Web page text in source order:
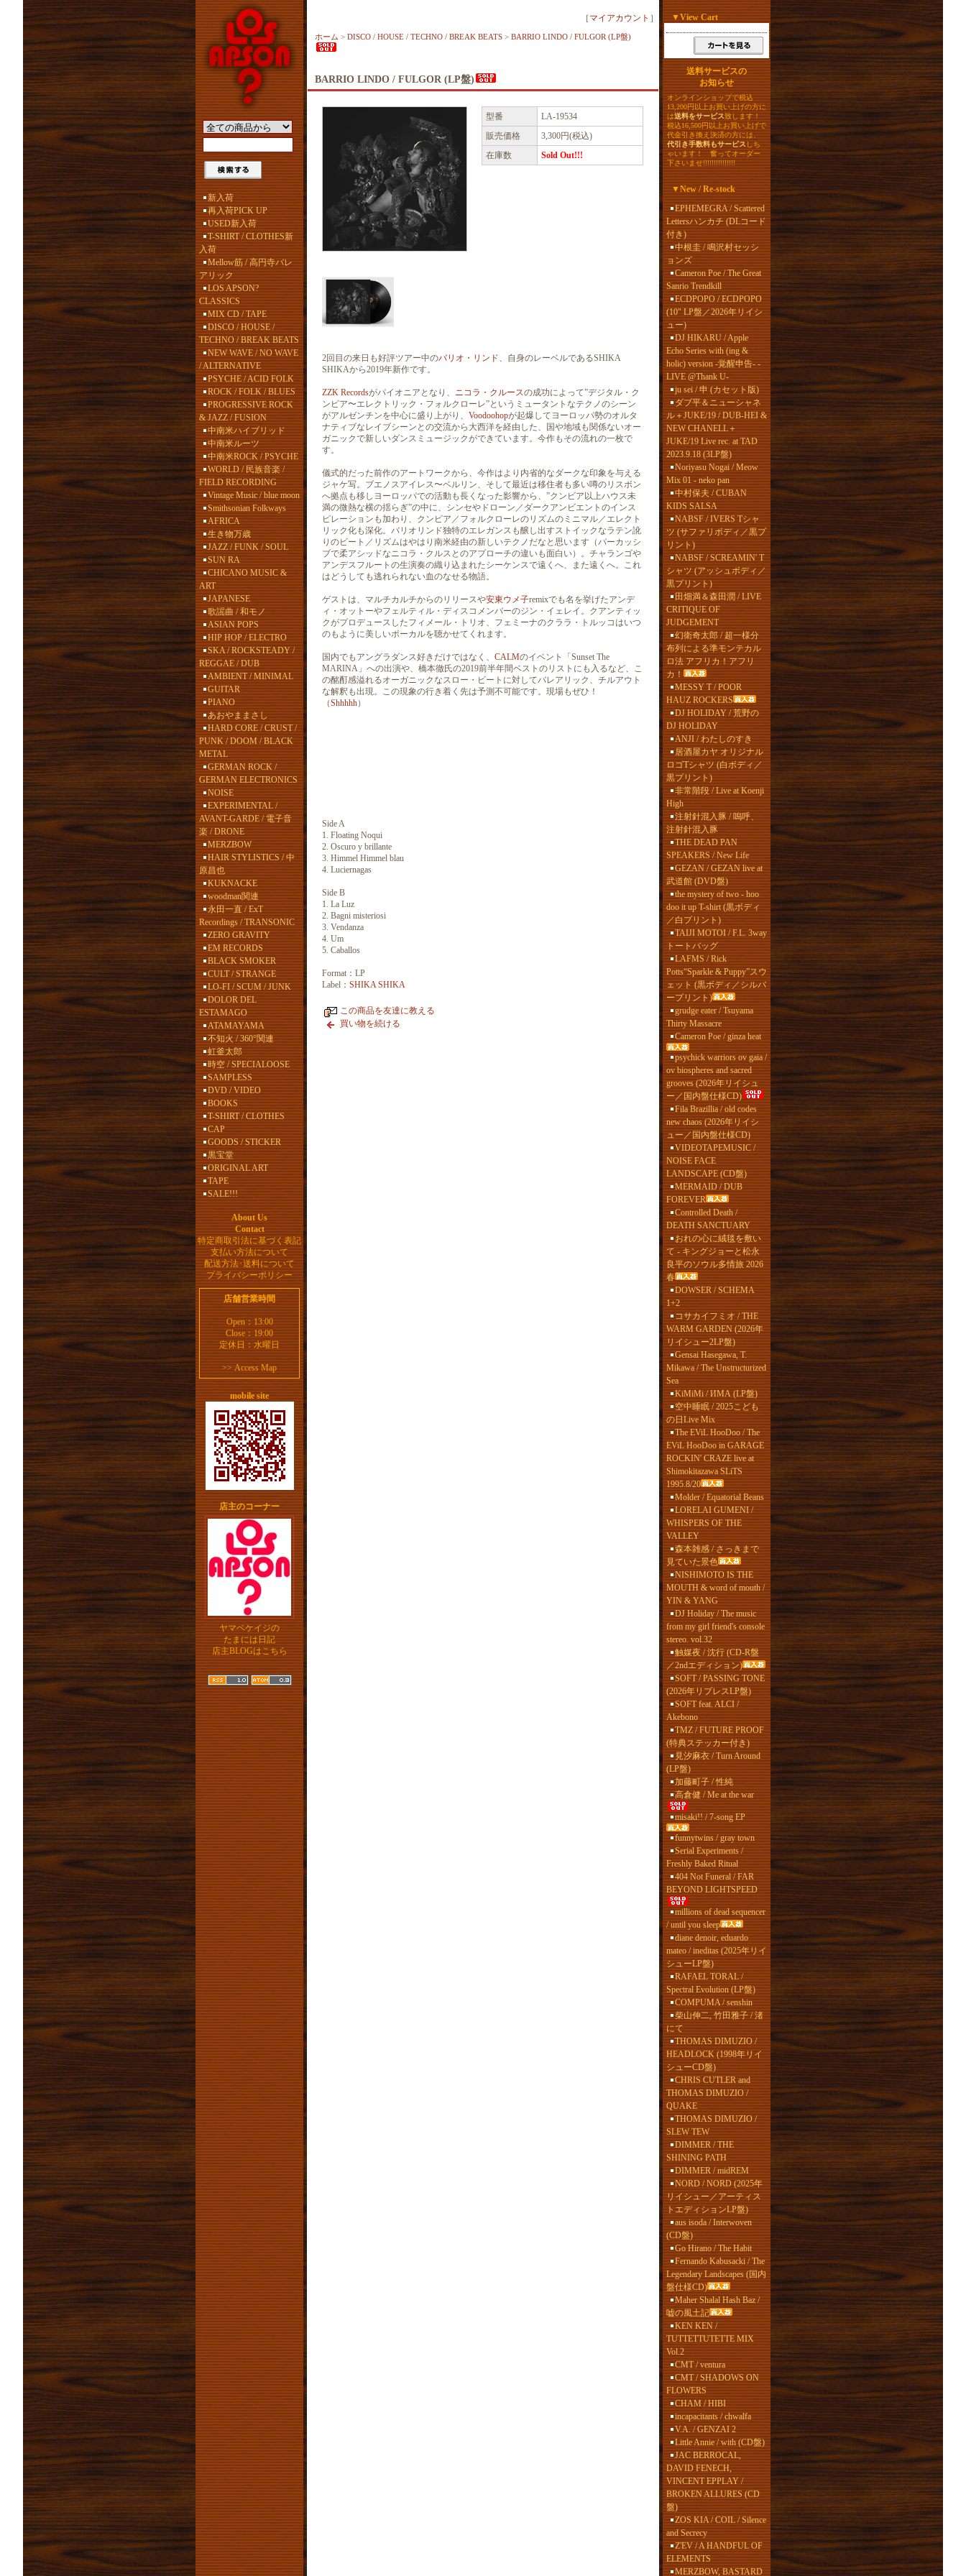
新入荷
再入荷PICK UP
USED新入荷
T-SHIRT / CLOTHES新
入荷
Mellow筋 / 高円寺バレ
アリック
LOS APSON?
CLASSICS
MIX CD / TAPE
DISCO / HOUSE /
TECHNO / BREAK BEATS
NEW WAVE / NO WAVE
/ ALTERNATIVE
PSYCHE / ACID FOLK
ROCK / FOLK / BLUES
PROGRESSIVE ROCK
& JAZZ / FUSION
中南米ハイブリッド
中南米ルーツ
中南米ROCK / PSYCHE
WORLD / 民族音楽 /
FIELD RECORDING
Vintage Music / blue moon
Smithsonian Folkways
AFRICA
生き物万歳
JAZZ / FUNK / SOUL
SUN RA
CHICANO MUSIC &
ART
JAPANESE
歌謡曲 / 和モノ
ASIAN POPS
HIP HOP / ELECTRO
SKA / ROCKSTEADY /
REGGAE / DUB
AMBIENT / MINIMAL
GUITAR
PIANO
あおやままさし
HARD CORE / CRUST /
PUNK / DOOM / BLACK
METAL
GERMAN ROCK /
GERMAN ELECTRONICS
NOISE
EXPERIMENTAL /
AVANT-GARDE / 電子音
楽 / DRONE
MERZBOW
HAIR STYLISTICS / 中
原昌也
KUKNACKE
woodman関連
永田一直 / ExT
Recordings / TRANSONIC
ZERO GRAVITY
EM RECORDS
BLACK SMOKER
CULT / STRANGE
LO-FI / SCUM / JUNK
DOLOR DEL
ESTAMAGO
ATAMAYAMA
不知火 / 360°関連
虹釜太郎
時空 / SPECIALOOSE
SAMPLESS
DVD / VIDEO
BOOKS
T-SHIRT / CLOTHES
CAP
GOODS / STICKER
黒宝堂
ORIGINAL ART
TAPE
SALE!!!
About Us
Contact
特定商取引法に基づく表記
支払い方法について
配送方法･送料について
プライバシーポリシー
店舗営業時間
Open：13:00
Close：19:00
定休日：水曜日
>>Access Map
mobile site
店主のコーナー
ヤマベケイジの
たまには日記
店主BLOGはこちら
［ マイアカウント ］
ホーム > DISCO / HOUSE / TECHNO / BREAK BEATS > BARRIO LINDO / FULGOR (LP盤)
BARRIO LINDO / FULGOR (LP盤)
型番
LA-19534
販売価格
3,300円(税込)
在庫数
Sold Out!!!
2回目の来日も好評ツアー中のバリオ・リンド、自身のレーベルであるSHIKA
SHIKAから2019年新作です。
ZZK Recordsがパイオニアとなり、 ニコラ・クルースの成功によって”デジタル・ク
ンビア〜エレクトリック・フォルクローレ”というミュータントなテクノのシーン
がアルゼンチンを中心に盛り上がり、 Voodoohopが起爆してヨーロッパ勢のオルタ
ナティブなレイブシーンとの交流から大西洋を経由した、国や地域も関係ないオー
ガニックで新しいダンスミュージックができています。今作もその流れの一枚で
す。
儀式的だった前作のアートワークから、今作はより内省的なダークな印象を与える
ジャケ写。ブエノスアイレス〜ベルリン、そして最近は移住者も多い噂のリスボン
へ拠点も移しヨーロッパでの活動も長くなった影響から、”クンビア以上ハウス未
満の微熱な横の揺らぎ”の中に、シンセやドローン／ダークアンビエントのインス
ピレーションも加わり、クンビア／フォルクローレのリズムのミニマル／エレクト
リック化も深化。バリオリンド独特のエレガンスも醸し出すストイックなラテン訛
りのビート／リズムはやはり南米経由の新しいテクノだなと思います（パーカッシ
ブで柔アシッドなニコラ・クルスとのアプローチの違いも面白い）。チャランゴや
アンデスフルートの生演奏の織り込まれたシーケンスで遠くへ、また遠くへ。これ
はどうしても逃れられない血のなせる物語。
ゲストは、マルチカルチからのリリースや安東ウメ子remixでも名を挙げたアンデ
ィ・オットーやフェルティル・ディスコメンバーのジン・イェレイ。クアンティッ
クがプロデュースしたフィメール・トリオ、フェミーナのクララ・トルッコはいつ
のもように美しいボーカルを聴かせてくれます。
国内でもアングラダンス好きだけではなく、 CALMのイベント「Sunset The
MARINA」への出演や、橋本徹氏の2019前半年間ベストのリストにも入るなど、こ
の酩酊感溢れるオーガニックなスロー・ビートに対してバレアリック、チルアウト
な解釈も出現。この現象の行き着く先は予測不可能です。現場もぜひ！
（Shhhhh）
Side A
1. Floating Noqui
2. Oscuro y brillante
3. Himmel Himmel blau
4. Luciernagas
Side B
1. La Luz
2. Bagni misteriosi
3. Vendanza
4. Um
5. Caballos
Format：LP
Label： SHIKA SHIKA
この商品を友達に教える
買い物を続ける
▼View Cart
送料サービスの
お知らせ
オンラインショップで税込
13,200円以上お買い上げの方に
は送料をサービス致します！
税込16,500円以上お買い上げで
代金引き換え決済の方には、
代引き手数料もサービスしち
ゃいます！ 奮ってオーダー
下さいませ!!!!!!!!!!!!!!!
▼New / Re-stock
EPHEMEGRA / Scattered
Lettersハンカチ (DLコード
付き)
中根圭 / 鳴沢村セッシ
ョンズ
Cameron Poe / The Great
Sanrio Trendkill
ECDPOPO / ECDPOPO
(10" LP盤／2026年リイシ
ュー)
DJ HIKARU / Apple
Echo Series with (ing &
holic) version -覚醒申告- -
LIVE @Thank U-
ju sei / 申 (カセット版)
ダブ平＆ニューシャネ
ル＋JUKE/19 / DUB-HEI &
NEW CHANELL＋
JUKE/19 Live rec. at TAD
2023.9.18 (3LP盤)
Noriyasu Nogai / Meow
Mix 01 - neko pan
中村保夫 / CUBAN
KIDS SALSA
NABSF / IVERS Tシャ
ツ (サファリボディ／黒プ
リント)
NABSF / SCREAMIN' T
シャツ (アッシュボディ／
黒プリント)
田畑満＆森田潤 / LIVE
CRITIQUE OF
JUDGEMENT
幻衛奇太郎 / 超一様分
布列による準モンテカル
ロ法 アフリカ！アフリ
カ！
MESSY T / POOR
HAUZ ROCKERS
DJ HOLIDAY / 荒野の
DJ HOLIDAY
ANJI / わたしのすき
居酒屋カヤ オリジナル
ロゴTシャツ (白ボディ／
黒プリント)
非常階段 / Live at Koenji
High
注射針混入豚 / 嗚呼、
注射針混入豚
THE DEAD PAN
SPEAKERS / New Life
GEZAN / GEZAN live at
武道館 (DVD盤)
the mystery of two - hoo
doo it up T-shirt (黒ボディ
／白プリント)
TAIJI MOTOI / F.L. 3way
トートバッグ
LAFMS / Rick
Potts“Sparkle & Puppy”スウ
ェット (黒ボディ／シルバ
ープリント)
grudge eater / Tsuyama
Thirty Massacre
Cameron Poe / ginza heat
psychick warriors ov gaia /
ov biospheres and sacred
grooves (2026年リイシュ
ー／国内盤仕様CD)
Fila Brazillia / old codes
new chaos (2026年リイシ
ュー／国内盤仕様CD)
VIDEOTAPEMUSIC /
NOISE FACE
LANDSCAPE (CD盤)
MERMAID / DUB
FOREVER
Controlled Death /
DEATH SANCTUARY
おれの心に絨毯を敷い
て - キングジョーと松永
良平のソウル多情旅 2026
春
DOWSER / SCHEMA
1+2
コサカイフミオ / THE
WARM GARDEN (2026年
リイシュー2LP盤)
Gensai Hasegawa, T.
Mikawa / The Unstructurized
Sea
KiMiMi / ИМА (LP盤)
空中睡眠 / 2025こども
の日Live Mix
The EViL HooDoo / The
EViL HooDoo in GARAGE
ROCKIN' CRAZE live at
Shimokitazawa SLiTS
1995.8/20
Molder / Equatorial Beans
LORELAI GUMENI /
WHISPERS OF THE
VALLEY
森本雑感 / さっきまで
見ていた景色
NISHIMOTO IS THE
MOUTH & word of mouth /
YIN & YANG
DJ Holiday / The music
from my girl friend's console
stereo. vol.32
触媒夜 / 沈行 (CD-R盤
／2ndエディション)
SOFT / PASSING TONE
(2026年リプレスLP盤)
SOFT feat. ALCI /
Akebono
TMZ / FUTURE PROOF
(特典ステッカー付き)
見汐麻衣 / Turn Around
(LP盤)
加藤町子 / 性純
高倉健 / Me at the war
misaki!! / 7-song EP
funnytwins / gray town
Serial Experiments /
Freshly Baked Ritual
404 Not Funeral / FAR
BEYOND LIGHTSPEED
millions of dead sequencer
/ until you sleep
diane denoir, eduardo
mateo / ineditas (2025年リイ
シューLP盤)
RAFAEL TORAL /
Spectral Evolution (LP盤)
COMPUMA / senshin
柴山伸二, 竹田雅子 / 渚
にて
THOMAS DIMUZIO /
HEADLOCK (1998年リイ
シューCD盤)
CHRIS CUTLER and
THOMAS DIMUZIO /
QUAKE
THOMAS DIMUZIO /
SLEW TEW
DIMMER / THE
SHINING PATH
DIMMER / midREM
NORD / NORD (2025年
リイシュー／アーティス
トエディションLP盤)
aus isoda / Interwoven
(CD盤)
Go Hirano / The Habit
Fernando Kabusacki / The
Legendary Landscapes (国内
盤仕様CD)
Maher Shalal Hash Baz /
嘘の風土記
KEN KEN /
TUTTETTUTETTE MIX
Vol.2
CMT / ventura
CMT / SHADOWS ON
FLOWERS
CHAM / HIBI
incapacitants / chwalfa
V.A. / GENZAI 2
Little Annie / with (CD盤)
JAC BERROCAL,
DAVID FENECH,
VINCENT EPPLAY /
BROKEN ALLURES (CD
盤)
ZOS KIA / COIL / Silence
and Secrecy
Z'EV / A HANDFUL OF
ELEMENTS
MERZBOW, BASTARD